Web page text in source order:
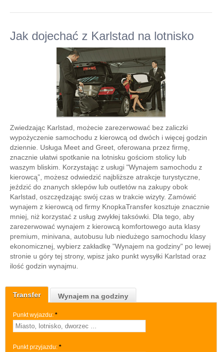
Transfer Wynajem na godziny
Punkt wyjazdu: *
Punkt przyjazdu: *
Jak dojechać z Karlstad na lotnisko
Zwiedzając Karlstad, możecie zarezerwować bez zaliczki
wypożyczenie samochodu z kierowcą od dwóch i więcej godzin
dziennie. Usługa Meet and Greet, oferowana przez firmę,
znacznie ułatwi spotkanie na lotnisku gościom stolicy lub
waszym bliskim. Korzystając z usługi "Wynajem samochodu z
kierowcą”, możesz odwiedzić najbliższe atrakcje turystyczne,
jeździć do znanych sklepów lub outletów na zakupy obok
Karlstad, oszczędzając swój czas w trakcie wizyty. Zamówić
wynajem z kierowcą od firmy KnopkaTransfer kosztuje znacznie
mniej, niż korzystać z usług zwykłej taksówki. Dla tego, aby
zarezerwować wynajem z kierowcą komfortowego auta klasy
premium, minivana, autobusu lub niedużego samochodu klasy
ekonomicznej, wybierz zakładkę "Wynajem na godziny" po lewej
stronie u góry tej strony, wpisz jako punkt wysyłki Karlstad oraz
ilość godzin wynajmu.